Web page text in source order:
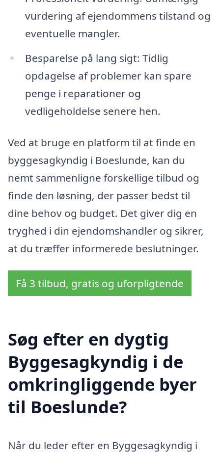
vurdering af ejendommens tilstand og
eventuelle mangler.
Besparelse på lang sigt: Tidlig
opdagelse af problemer kan spare
penge i reparationer og
vedligeholdelse senere hen.
Ved at bruge en platform til at finde en
byggesagkyndig i Boeslunde, kan du
nemt sammenligne forskellige tilbud og
finde den løsning, der passer bedst til
dine behov og budget. Det giver dig en
tryghed i din ejendomshandler og sikrer,
at du træffer informerede beslutninger.
Få 3 tilbud, gratis og uforpligtende
Søg efter en dygtig
Byggesagkyndig i de
omkringliggende byer
til Boeslunde?
Når du leder efter en Byggesagkyndig i